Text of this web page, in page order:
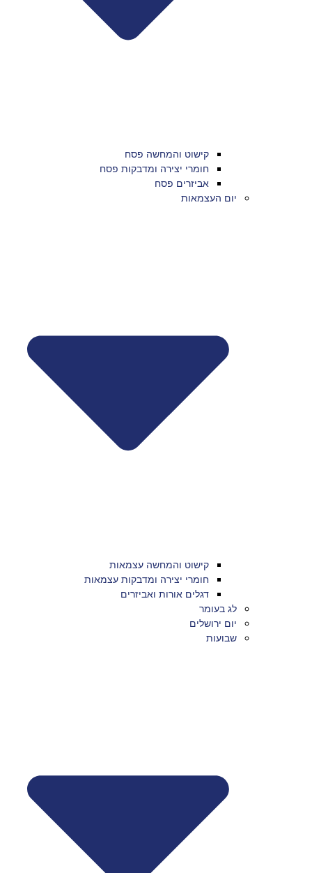
קישוט והמחשה פסח
חומרי יצירה ומדבקות פסח
אביזרים פסח
יום העצמאות
קישוט והמחשה עצמאות
חומרי יצירה ומדבקות עצמאות
דגלים אורות ואביזרים
לג בעומר
יום ירושלים
שבועות